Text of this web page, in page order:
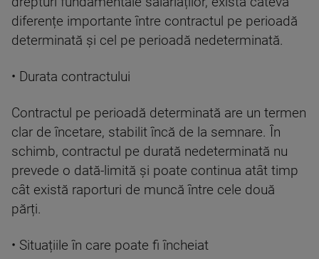
diferențe importante între contractul pe perioadă
determinată și cel pe perioadă nedeterminată.
• Durata contractului
Contractul pe perioadă determinată are un termen
clar de încetare, stabilit încă de la semnare. În
schimb, contractul pe durată nedeterminată nu
prevede o dată-limită și poate continua atât timp
cât există raporturi de muncă între cele două
părți.
• Situațiile în care poate fi încheiat